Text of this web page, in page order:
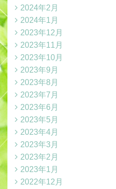
2024年2月
2024年1月
2023年12月
2023年11月
2023年10月
2023年9月
2023年8月
2023年7月
2023年6月
2023年5月
2023年4月
2023年3月
2023年2月
2023年1月
2022年12月